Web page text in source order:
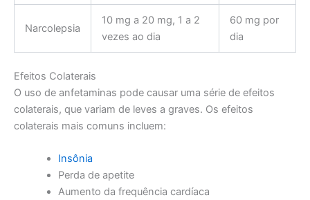
Narcolepsia
10 mg a 20 mg, 1 a 2
vezes ao dia
60 mg por
dia
Efeitos Colaterais
O uso de anfetaminas pode causar uma série de efeitos
colaterais, que variam de leves a graves. Os efeitos
colaterais mais comuns incluem:
Insônia
Perda de apetite
Aumento da frequência cardíaca